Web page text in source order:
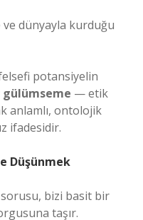
ve dünyayla kurduğu
potansiyelin
— etik
anlamlı, ontolojik
ifadesidir.
Düşünmek
sorusu, bizi basit bir
taşır.